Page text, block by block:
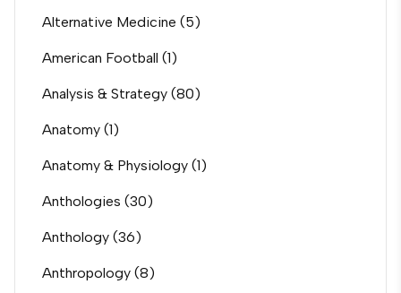
Alternative Medicine (5)
American Football (1)
Analysis & Strategy (80)
Anatomy (1)
Anatomy & Physiology (1)
Anthologies (30)
Anthology (36)
Anthropology (8)